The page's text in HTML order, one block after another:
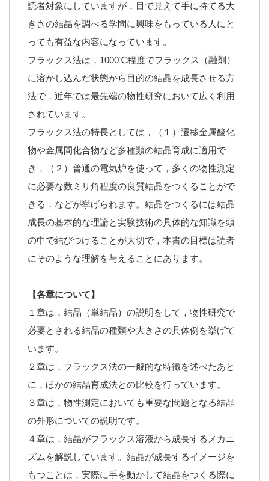
読者対象にしていますが，目で見えて手に持てる大
きさの結晶を調べる学問に興味をもっている人にと
っても有益な内容になっています。
フラックス法は，1000℃程度でフラックス（融剤）
に溶かし込んだ状態から目的の結晶を成長させる方
法で，近年では最先端の物性研究において広く利用
されています。
フラックス法の特長としては，（１）遷移金属酸化
物や金属間化合物など多種類の結晶育成に適用で
き，（２）普通の電気炉を使って，多くの物性測定
に必要な数ミリ角程度の良質結晶をつくることがで
きる，などが挙げられます。結晶をつくるには結晶
成長の基本的な理論と実験技術の具体的な知識を頭
の中で結びつけることが大切で，本書の目標は読者
にそのような理解を与えることにあります。
【各章について】
１章は，結晶（単結晶）の説明をして，物性研究で
必要とされる結晶の種類や大きさの具体例を挙げて
います。
２章は，フラックス法の一般的な特徴を述べたあと
に，ほかの結晶育成法との比較を行っています。
３章は，物性測定においても重要な問題となる結晶
の外形についての説明です。
４章は，結晶がフラックス溶液から成長するメカニ
ズムを解説しています。結晶が成長するイメージを
もつことは，実際に手を動かして結晶をつくる際に